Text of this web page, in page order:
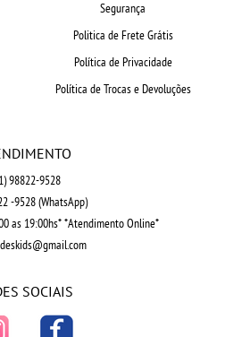
Segurança
Politica de Frete Grátis
Política de Privacidade
Política de Trocas e Devoluções
98822-9528
-9528(WhatsApp)
as 19:00hs* *Atendimento Online*
SOCIAIS